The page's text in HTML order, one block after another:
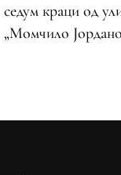
седум краци од
„Момчило